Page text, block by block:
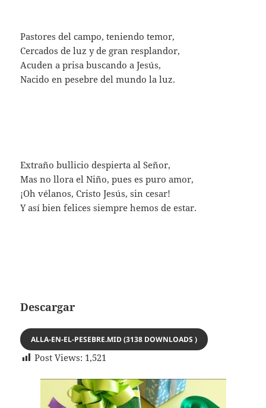
Pastores del campo, teniendo temor,
Cercados de luz y de gran resplandor,
Acuden a prisa buscando a Jesús,
Nacido en pesebre del mundo la luz.
Extraño bullicio despierta al Señor,
Mas no llora el Niño, pues es puro amor,
¡Oh vélanos, Cristo Jesús, sin cesar!
Y así bien felices siempre hemos de estar.
Descargar
ALLA-EN-EL-PESEBRE.MID (3138 DOWNLOADS )
Post Views: 1,521